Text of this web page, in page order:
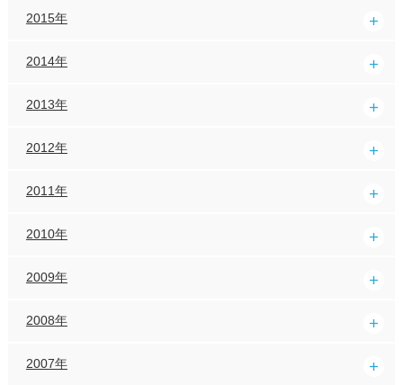
2015年
2014年
2013年
2012年
2011年
2010年
2009年
2008年
2007年